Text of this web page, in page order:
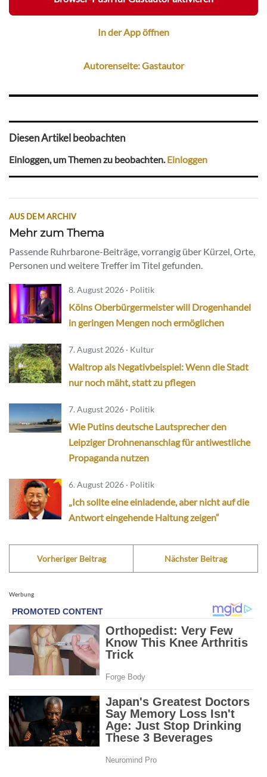
In der App öffnen
Autorenseite: Gastautor
Diesen Artikel beobachten
Einloggen, um Themen zu beobachten.Einloggen
AUS DEM ARCHIV
Mehr zum Thema
Passende Ruhrbarone-Beiträge, vorrangig über Kürzel, Orte,
Personen und weitere Treffer im Titel gefunden.
8. August 2026 · Politik
Kölns Oberbürgermeister will Drogenhandel
in geringen Mengen noch ermöglichen
7. August 2026 · Kultur
Waltrop als Negativbeispiel: Wenn die Stadt
nur noch mäht, statt zu pflegen
7. August 2026 · Politik
Wie Putins deutsche Lautsprecher den
Leipziger Drohnenanschlag für antiwestliche
Propaganda nutzen
6. August 2026 · Politik
„Ich sollte eine einladende, aber nicht auf die
Antwort eingehende Haltung zeigen“
Vorheriger Beitrag Nächster Beitrag
Werbung